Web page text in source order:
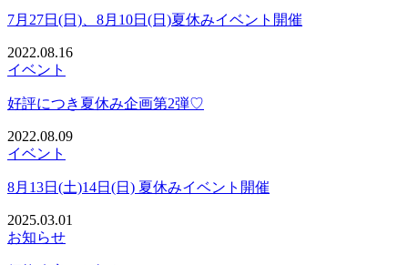
7月27日(日)、8月10日(日)夏休みイベント開催
2022.08.16
イベント
好評につき夏休み企画第2弾♡
2022.08.09
イベント
8月13日(土)14日(日) 夏休みイベント開催
2025.03.01
お知らせ